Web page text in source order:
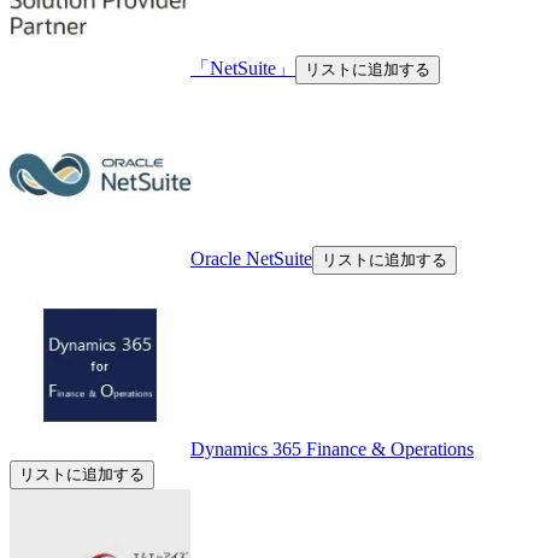
「NetSuite」 リストに追加する
Oracle NetSuite リストに追加する
Dynamics 365 Finance & Operations
リストに追加する